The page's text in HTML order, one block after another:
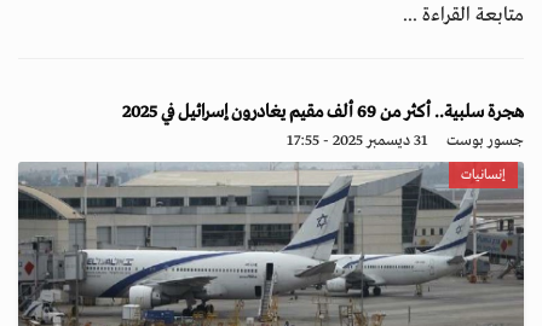
متابعة القراءة ...
هجرة سلبية.. أكثر من 69 ألف مقيم يغادرون إسرائيل في 2025
جسور بوست 31 ديسمبر 2025 - 17:55
إنسانيات